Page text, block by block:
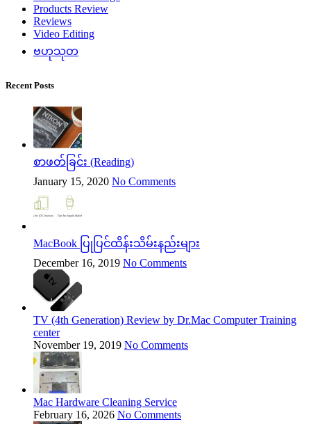
Products Review
Reviews
Video Editing
ဗဟုသုတ
Recent Posts
စာဖတ်ခြင်း (Reading)
January 15, 2020 No Comments
MacBook ပြုပြင်ထိန်းသိမ်းနည်းများ
December 16, 2019 No Comments
TV (4th Generation) Review by Dr.Mac Computer Training
center
November 19, 2019 No Comments
Mac Hardware Cleaning Service
February 16, 2026 No Comments